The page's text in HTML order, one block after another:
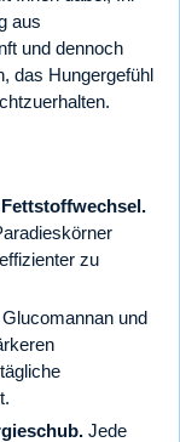
aus
und dennoch
das Hungergefühl
zu
Glucomannan und
Jede